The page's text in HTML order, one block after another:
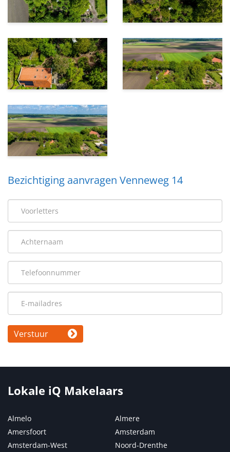
Bezichtiging aanvragen Venneweg 14
Verstuur
Lokale iQ Makelaars
Almelo
Almere
Amersfoort
Amsterdam
Amsterdam-West
Noord-Drenthe